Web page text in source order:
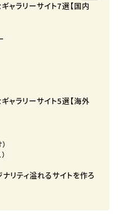
ャラリーサイト7選【国内
ャラリーサイト5選【海外
リティ溢れるサイトを作ろ